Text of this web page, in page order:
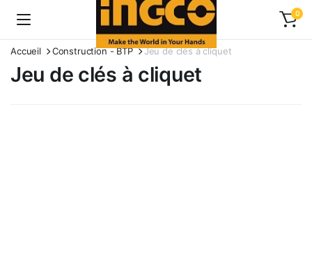
0
Accueil Construction - BTP Jeu de clés à cliquet
Jeu de clés à cliquet